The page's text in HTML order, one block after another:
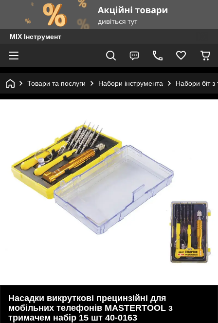
MIX Інструмент
Товари та послуги Набори інструмента Набори біт
Насадки викруткові прецинзійні для
мобільних телефонів MASTERTOOL з
тримачем набір 15 шт 40-0163